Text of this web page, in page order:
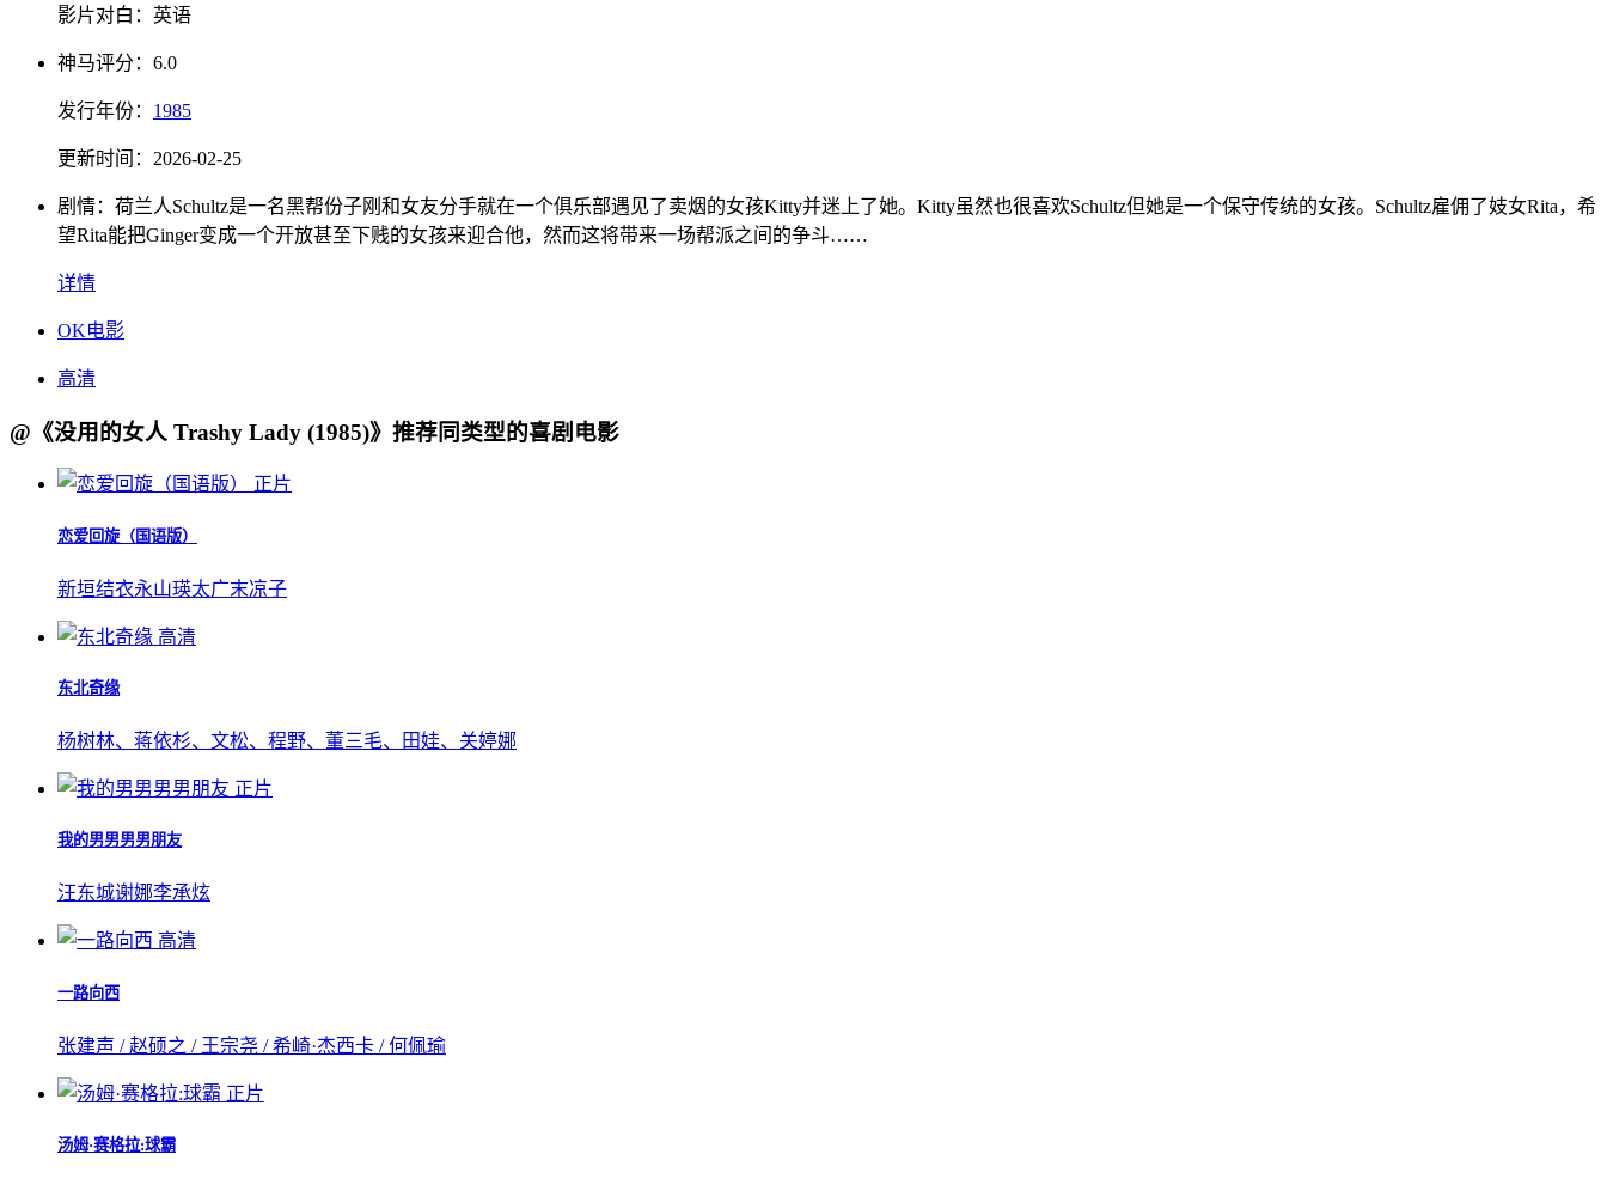
影片对白： 英语
神马评分： 6.0
发行年份： 1985
更新时间： 2026-02-25
剧情： 荷兰人Schultz是一名黑帮份子刚和女友分手就在一个俱乐部遇见了卖烟的女孩Kitty并迷上了她。Kitty虽然也很喜欢Schultz但她是一个保守传统的女孩。Schultz雇佣了妓女Rita，希
望Rita能把Ginger变成一个开放甚至下贱的女孩来迎合他，然而这将带来一场帮派之间的争斗……
详情
OK电影
高清
@《没用的女人 Trashy Lady (1985)》推荐同类型的喜剧电影
正片
恋爱回旋（国语版）
新垣结衣永山瑛太广末凉子
高清
东北奇缘
杨树林、蒋依杉、文松、程野、董三毛、田娃、关婷娜
正片
我的男男男男朋友
汪东城谢娜李承炫
高清
一路向西
张建声 / 赵硕之 / 王宗尧 / 希崎·杰西卡 / 何佩瑜
正片
汤姆·赛格拉:球霸